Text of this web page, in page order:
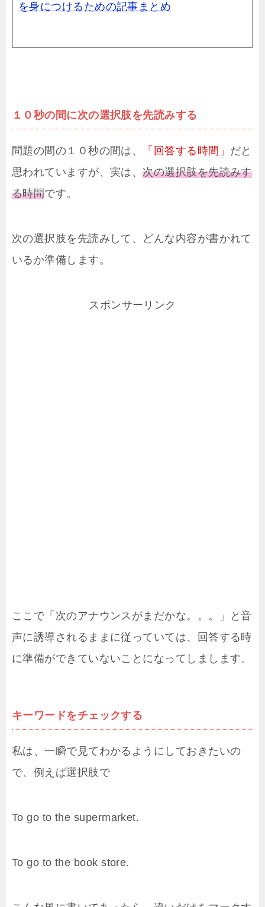
を身につけるための記事まとめ
１０秒の間に次の選択肢を先読みする
問題の間の１０秒の間は、 「回答する時間」 だと
思われていますが、実は、次の選択肢を先読みす
る時間です。
次の選択肢を先読みして、どんな内容が書かれて
いるか準備します。
スポンサーリンク
ここで「次のアナウンスがまだかな。。。」と音
声に誘導されるままに従っていては、回答する時
に準備ができていないことになってしまします。
キーワードをチェックする
私は、一瞬で見てわかるようにしておきたいの
で、例えば選択肢で
To go to the supermarket.
To go to the book store.